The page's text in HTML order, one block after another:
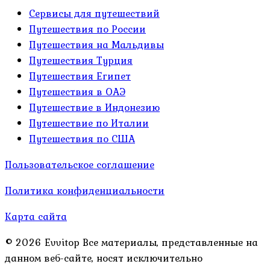
Сервисы для путешествий
Путешествия по России
Путешествия на Мальдивы
Путешествия Турция
Путешествия Египет
Путешествия в ОАЭ
Путешествие в Индонезию
Путешествие по Италии
Путешествия по США
Пользовательское соглашение
Политика конфиденциальности
Карта сайта
© 2026 Evvitop Все материалы, представленные на
данном веб-сайте, носят исключительно